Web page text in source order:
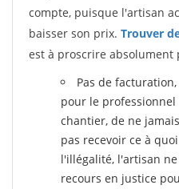
compte, puisque l'artisan
baisser son prix. Trouver
est à proscrire absolument
Pas de
pour le
chantier, de ne
pas recevoir ce à
l'illégalité, l'artisan
recours en justice